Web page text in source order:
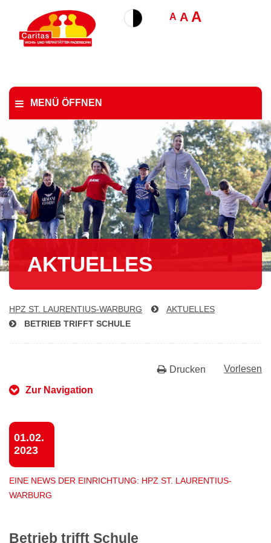
A A A
MENÜ ÖFFNEN
AKTUELLES
HPZ ST. LAU­REN­TI­US-WAR­BURG
AKTUELLES
BETRIEB TRIFFT SCHULE
Vorlesen
Drucken
Zur Navigation
01.02.
2023
EINE NEWS DER EINRICHTUNG: HPZ ST. LAURENTIUS-
WARBURG
Betrieb trifft Schule